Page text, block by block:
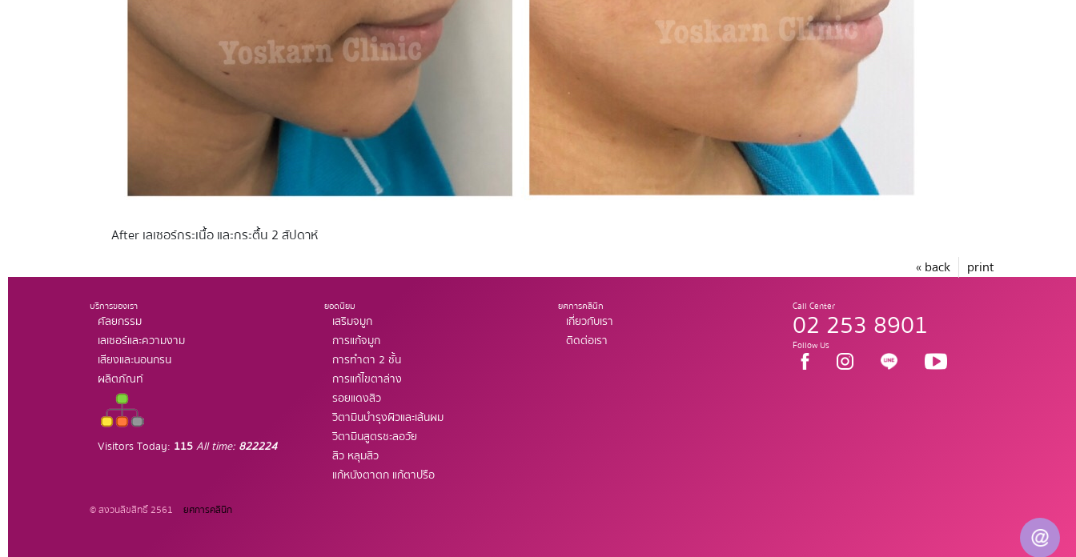
After เลเซอร์กระเนื้อ และกระตื้น 2 สัปดาห์
print
« back
บริการของเรา
ศัลยกรรม
เลเซอร์และความงาม
เสียงและนอนกรน
ผลิตภัณท์
Visitors Today: 115All time: 822224
ยอดนิยม
เสริมจมูก
การแก้จมูก
การทำตา 2 ชั้น
การแก้ไขตาล่าง
รอยแดงสิว
วิตามินบำรุงผิวและเส้นผม
วิตามินสูตรชะลอวัย
สิว หลุมสิว
แก้หนังตาตก แก้ตาปรือ
ยศการคลินิก
เกี่ยวกับเรา
ติดต่อเรา
Call Center
02 253 8901
Follow Us
© สงวนลิขสิทธิ์ 2561 ยศการคลินิก